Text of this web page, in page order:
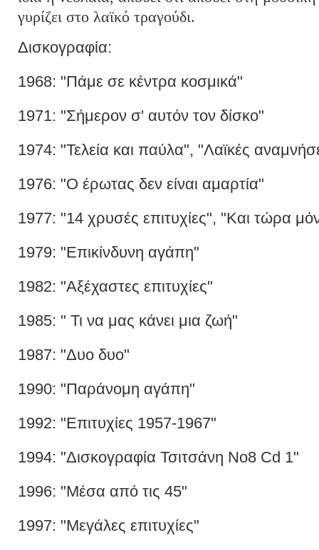
γυρίζει στο λαϊκό τραγούδι.
Δισκογραφία:
1968: "Πάμε σε κέντρα κοσμικά"
1971: "Σήμερον σ' αυτόν τον δίσκο"
1974: "Τελεία και παύλα", "Λαϊκές
1976: "Ο έρωτας δεν είναι αμαρτία"
1977: "14 χρυσές επιτυχίες", "Και τώρα
1979: "Επικίνδυνη αγάπη"
1982: "Αξέχαστες επιτυχίες"
1985: " Τι να μας κάνει μια ζωή"
1987: "Δυο δυο"
1990: "Παράνομη αγάπη"
1992: "Επιτυχίες 1957-1967"
1994: "Δισκογραφία Τσιτσάνη Νο8 Cd 1"
1996: "Μέσα από τις 45"
1997: "Μεγάλες επιτυχίες"